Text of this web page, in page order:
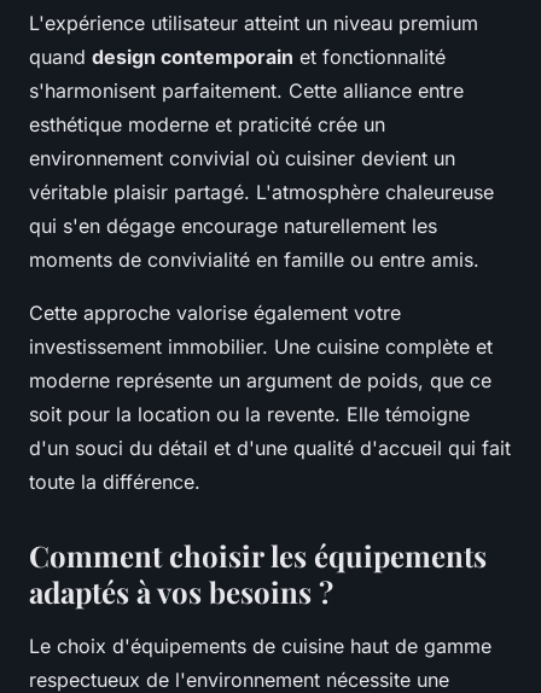
L'expérience utilisateur atteint un niveau premium
quand design contemporain et fonctionnalité
s'harmonisent parfaitement. Cette alliance entre
esthétique moderne et praticité crée un
environnement convivial où cuisiner devient un
véritable plaisir partagé. L'atmosphère chaleureuse
qui s'en dégage encourage naturellement les
moments de convivialité en famille ou entre amis.
Cette approche valorise également votre
investissement immobilier. Une cuisine complète et
moderne représente un argument de poids, que ce
soit pour la location ou la revente. Elle témoigne
d'un souci du détail et d'une qualité d'accueil qui fait
toute la différence.
Comment choisir les équipements
adaptés à vos besoins ?
Le choix d'équipements de cuisine haut de gamme
respectueux de l'environnement nécessite une